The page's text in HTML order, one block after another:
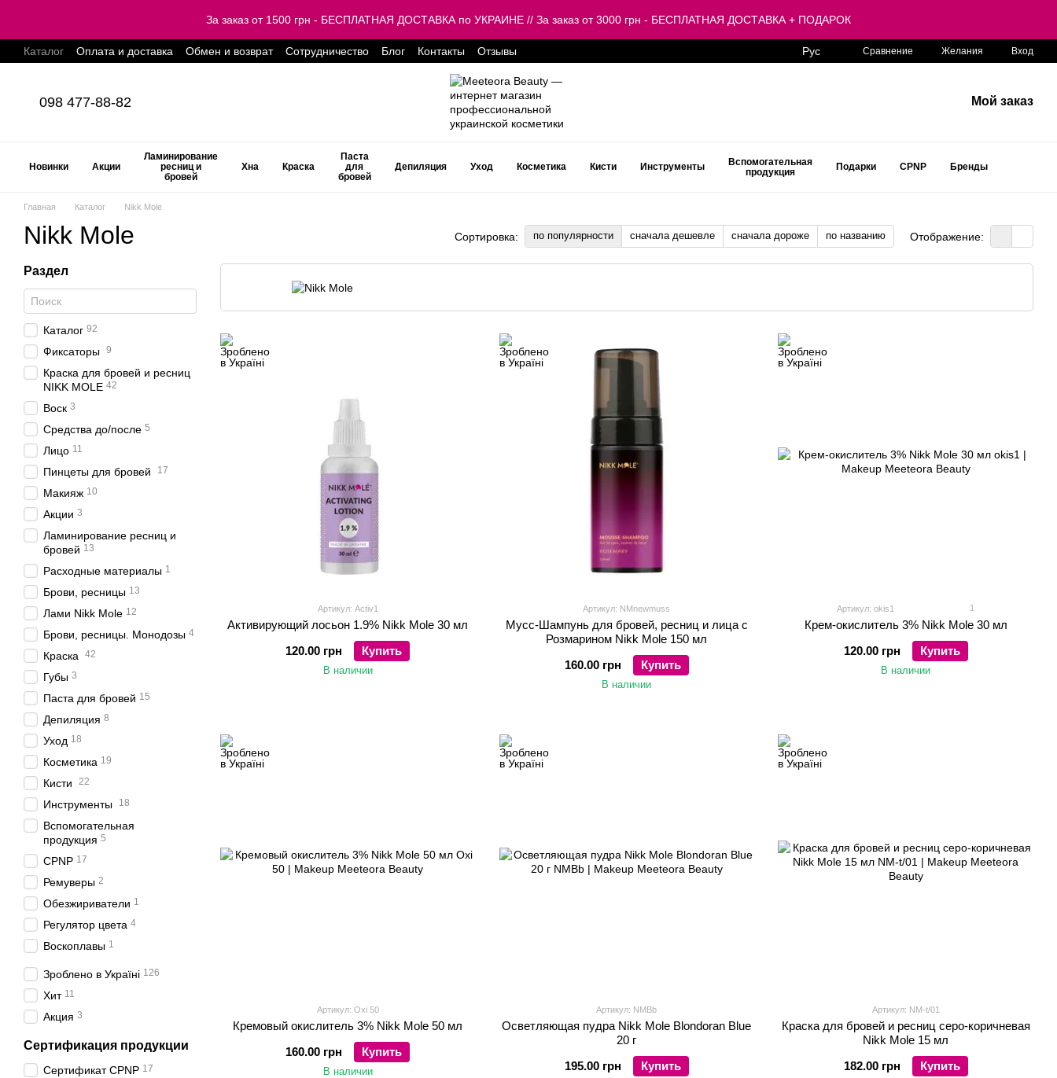
За заказ от 1500 грн - БЕСПЛАТНАЯ ДОСТАВКА по УКРАИНЕ // За заказ от 3000 грн - БЕСПЛАТНАЯ ДОСТАВКА + ПОДАРОК
Каталог Оплата и доставка Обмен и возврат Сотрудничество Блог Контакты Отзывы Рус Сравнение Желания Вход
098 477-88-82 Мой заказ
Новинки Акции
Ламинирование
ресниц и
бровей
Хна Краска
Паста
для
бровей
Депиляция Уход Косметика Кисти Инструменты
Вспомогательная
продукция
Подарки CPNP Бренды
Главная Каталог Nikk Mole
Nikk Mole Сортировка: по популярности сначала дешевле сначала дороже по названию Отображение:
Артикул: Activ1
Активирующий лосьон 1.9% Nikk Mole 30 мл
120.00 грн
Купить
В наличии
Артикул: NMnewmuss
Мусс-Шампунь для бровей, ресниц и лица с
Розмарином Nikk Mole 150 мл
160.00 грн
Купить
В наличии
Артикул: okis1 1
Крем-окислитель 3% Nikk Mole 30 мл
120.00 грн
Купить
В наличии
Артикул: Oxi 50
Кремовый окислитель 3% Nikk Mole 50 мл
160.00 грн
Купить
В наличии
Артикул: NMBb
Осветляющая пудра Nikk Mole Blondoran Blue
20 г
195.00 грн
Купить
Артикул: NM-t/01
Краска для бровей и ресниц серо-коричневая
Nikk Mole 15 мл
182.00 грн
Купить
Раздел
Каталог 92
Фиксаторы 9
Краска для бровей и ресниц
NIKK MOLE 42
Воск 3
Средства до/после 5
Лицо 11
Пинцеты для бровей 17
Макияж 10
Акции 3
Ламинирование ресниц и
бровей 13
Расходные материалы 1
Брови, ресницы 13
Лами Nikk Mole 12
Брови, ресницы. Монодозы 4
Краска 42
Губы 3
Паста для бровей 15
Депиляция 8
Уход 18
Косметика 19
Кисти 22
Инструменты 18
Вспомогательная
продукция 5
CPNP 17
Ремуверы 2
Обезжириватели 1
Регулятор цвета 4
Воскоплавы 1
Зроблено в Україні 126
Хит 11
Акция 3
Сертификация продукции
Сертификат CPNP 17